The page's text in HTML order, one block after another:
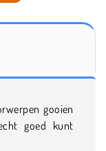
gooien
goed kunt